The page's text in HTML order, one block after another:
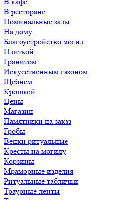
В ресторане
Поминальные залы
На дому
Благоустройство могил
Плиткой
Гранитом
Искусственным газоном
Щебнем
Крошкой
Цены
Магазин
Памятники на заказ
Гробы
Венки ритуальные
Кресты на могилу
Корзины
Мраморные изделия
Ритуальные таблички
Траурные ленты